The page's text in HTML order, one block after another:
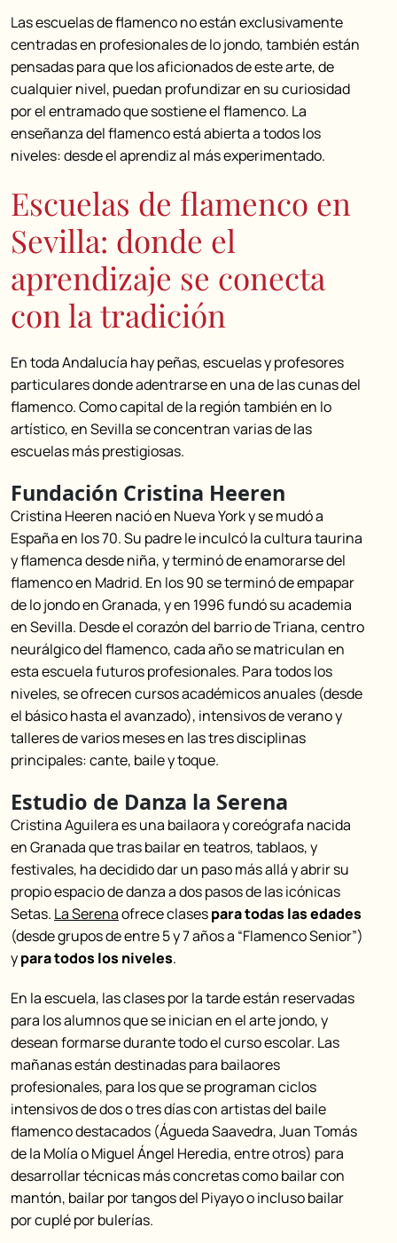
Las escuelas de flamenco no están exclusivamente
centradas en profesionales de lo jondo, también están
pensadas para que los aficionados de este arte, de
cualquier nivel, puedan profundizar en su curiosidad
por el entramado que sostiene el flamenco. La
enseñanza del flamenco está abierta a todos los
niveles: desde el aprendiz al más experimentado.
Escuelas de flamenco en
Sevilla: donde el
aprendizaje se conecta
con la tradición
En toda Andalucía hay peñas, escuelas y profesores
particulares donde adentrarse en una de las cunas del
flamenco. Como capital de la región también en lo
artístico, en Sevilla se concentran varias de las
escuelas más prestigiosas.
Fundación Cristina Heeren
Cristina Heeren nació en Nueva York y se mudó a
España en los 70. Su padre le inculcó la cultura taurina
y flamenca desde niña, y terminó de enamorarse del
flamenco en Madrid. En los 90 se terminó de empapar
de lo jondo en Granada, y en 1996 fundó su academia
en Sevilla. Desde el corazón del barrio de Triana, centro
neurálgico del flamenco, cada año se matriculan en
esta escuela futuros profesionales. Para todos los
niveles, se ofrecen cursos académicos anuales (desde
el básico hasta el avanzado), intensivos de verano y
talleres de varios meses en las tres disciplinas
principales: cante, baile y toque.
Estudio de Danza la Serena
Cristina Aguilera es una bailaora y coreógrafa nacida
en Granada que tras bailar en teatros, tablaos, y
festivales, ha decidido dar un paso más allá y abrir su
propio espacio de danza a dos pasos de las icónicas
Setas. La Serenaofrece clasespara todas las edades
(desde grupos de entre 5 y 7 años a “Flamenco Senior”)
ypara todos los niveles.
En la escuela, las clases por la tarde están reservadas
para los alumnos que se inician en el arte jondo, y
desean formarse durante todo el curso escolar. Las
mañanas están destinadas para bailaores
profesionales, para los que se programan ciclos
intensivos de dos o tres días con artistas del baile
flamenco destacados (Águeda Saavedra, Juan Tomás
de la Molía o Miguel Ángel Heredia, entre otros) para
desarrollar técnicas más concretas como bailar con
mantón, bailar por tangos del Piyayo o incluso bailar
por cuplé por bulerías.